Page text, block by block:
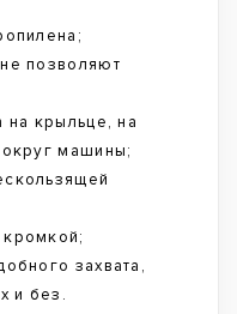
позволяют
на крыльце, на
машины;
захвата,
и без.